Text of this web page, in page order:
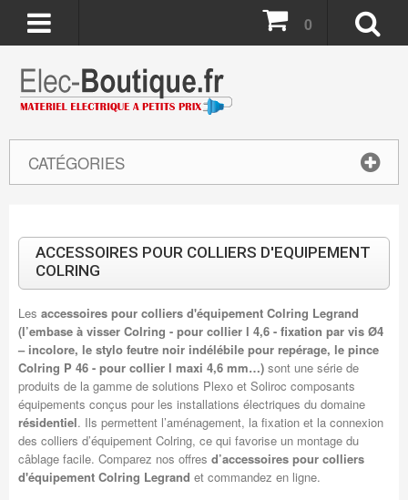
CATÉGORIES
0
ACCESSOIRES POUR COLLIERS D'EQUIPEMENT
COLRING
Les accessoires pour colliers d'équipement Colring Legrand
(l’embase à visser Colring - pour collier l 4,6 - fixation par vis Ø4
– incolore, le stylo feutre noir indélébile pour repérage, le pince
Colring P 46 - pour collier l maxi 4,6 mm…)sont une série de
produits de la gamme de solutions Plexo et Soliroc composants
équipements conçus pour les installations électriques du domaine
résidentiel. Ils permettent l’aménagement, la fixation et la connexion
des colliers d’équipement Colring, ce qui favorise un montage du
câblage facile. Comparez nos offres d’accessoires pour colliers
d'équipement Colring Legrand et commandez en ligne.